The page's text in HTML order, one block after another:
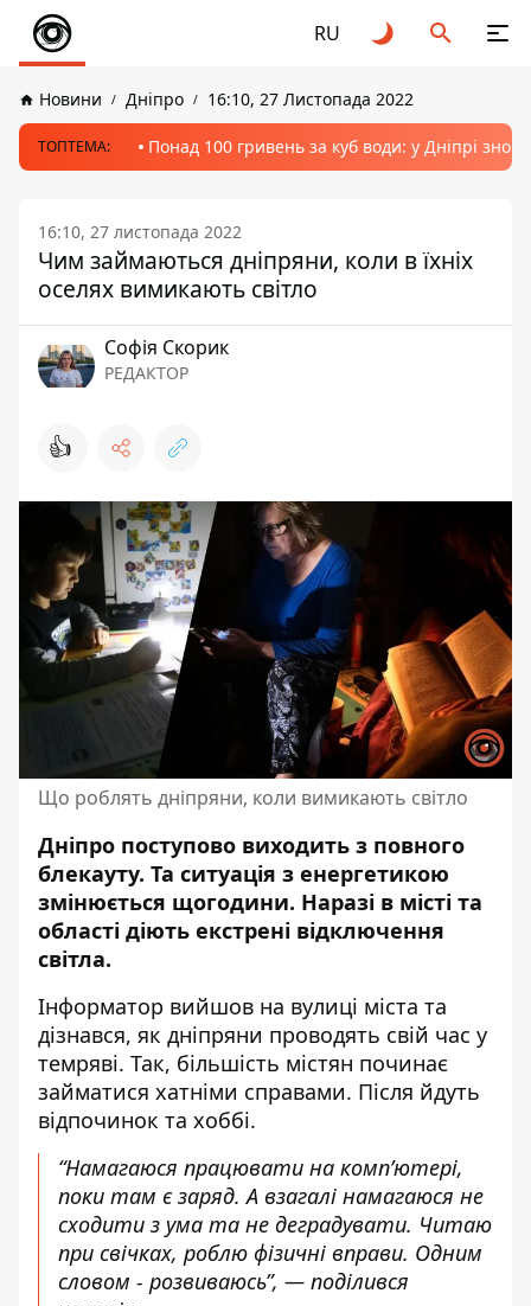
RU
Новини Дніпро 16:10, 27 Листопада 2022
ТОПТЕМА: Понад 100 гривень за куб води: у Дніпрі
16:10, 27 листопада 2022
Чим займаються дніпряни, коли в їхніх
оселях вимикають світло
Софія Скорик
РЕДАКТОР
👍
Що роблять дніпряни, коли вимикають світло
Дніпро поступово виходить з повного
блекауту. Та ситуація з енергетикою
змінюється щогодини. Наразі в місті та
області діють екстрені відключення
світла.
Інформатор вийшов на вулиці міста та
дізнався, як дніпряни проводять свій час у
темряві. Так, більшість містян починає
займатися хатніми справами. Після йдуть
відпочинок та хоббі.
“Намагаюся працювати на комп’ютері,
поки там є заряд. А взагалі намагаюся не
сходити з ума та не деградувати. Читаю
при свічках, роблю фізичні вправи. Одним
словом - розвиваюсь”, — поділився